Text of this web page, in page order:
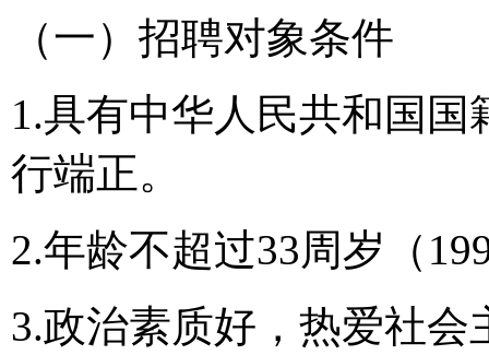
（一）招聘对象条件
1.具有中华人民共和国
行端正。
2.年龄不超过33周岁（
3.政治素质好，热爱社